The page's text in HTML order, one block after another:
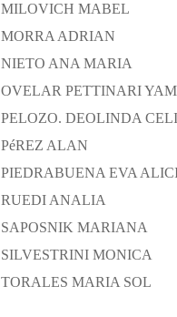
MILOVICH MABEL
MORRA ADRIAN
NIETO ANA MARIA
OVELAR PETTINARI
PELOZO. DEOLINDA
PéREZ ALAN
PIEDRABUENA EVA
RUEDI ANALIA
SAPOSNIK MARIANA
SILVESTRINI MONICA
TORALES MARIA SOL